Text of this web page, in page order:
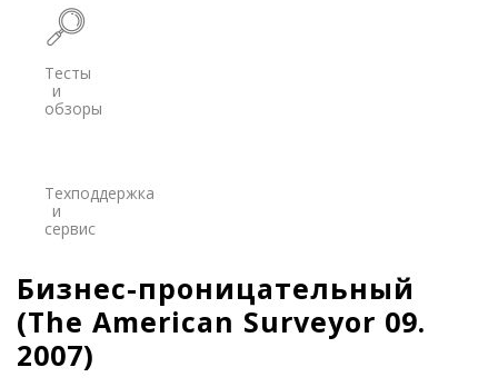
Credo
Trimble
Spectra Precision
Агро
Системы на экскаваторы
Системы на грейдеры
Системы на бульдозеры
Мониторинг
Тесты
и
обзоры
Техподдержка
и
сервис
Бизнес-проницательный
(The American Surveyor 09.
2007)